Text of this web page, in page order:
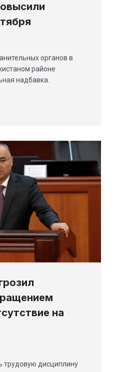
органов в
районе
надбавка.
на
трудовую дисциплину